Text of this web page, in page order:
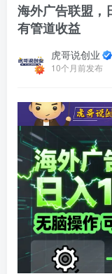
海外广告联盟，
有管道收益
虎哥说创业
10个月前发布